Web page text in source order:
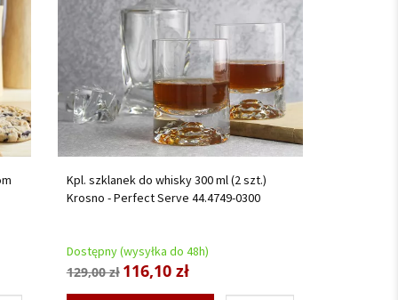
Kpl. szklanek do whisky 300 ml (2 szt.)
Krosno - Perfect Serve 44.4749-0300
Dostępny (wysyłka do 48h)
129,00 zł 116,10 zł